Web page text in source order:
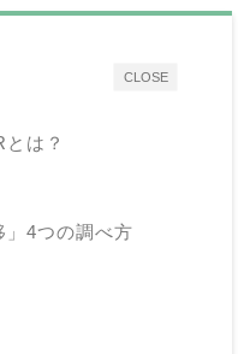
CLOSE
とは？
」4つの調べ方